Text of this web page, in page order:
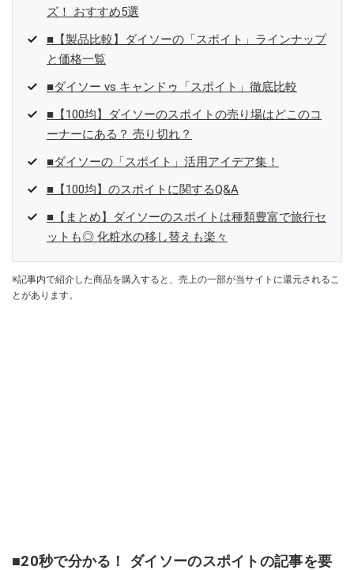
ズ！ おすすめ5選
■【製品比較】ダイソーの「スポイト」ラインナップ
と価格一覧
■ダイソー vs キャンドゥ「スポイト」徹底比較
■【100均】ダイソーのスポイトの売り場はどこのコ
ーナーにある？ 売り切れ？
■ダイソーの「スポイト」活用アイデア集！
■【100均】のスポイトに関するQ&A
■【まとめ】ダイソーのスポイトは種類豊富で旅行セ
ットも◎ 化粧水の移し替えも楽々
※記事内で紹介した商品を購入すると、売上の一部が当サイトに還元されるこ
とがあります。
■20秒で分かる！ ダイソーのスポイトの記事を要